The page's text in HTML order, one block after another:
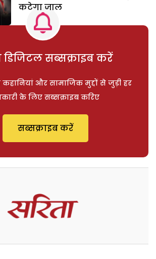
कटेगा जाल
डिजिटल सब्सक्राइब करें
कहानियां और सामाजिक मुद्दों से जुड़ी हर
के लिए सब्सक्राइब करिए
सब्सक्राइब करें